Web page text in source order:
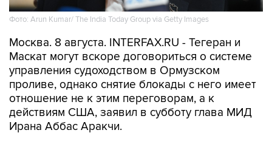
Москва. 8 августа. INTERFAX.RU - Тегеран и
управления судоходством в Ормузском
проливе, однако снятие блокады с него имеет
отношение не к этим переговорам, а к
действиям США, заявил в субботу глава МИД
Ирана Аббас Аракчи.
"Переговоры с Оманом относительно